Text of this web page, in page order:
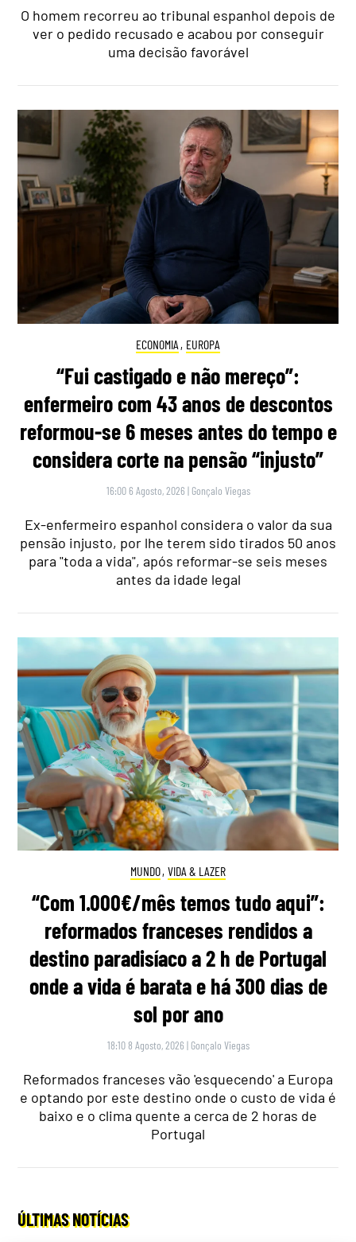
O homem recorreu ao tribunal espanhol depois de
ver o pedido recusado e acabou por conseguir
uma decisão favorável
ECONOMIA , EUROPA
“Fui castigado e não mereço”:
enfermeiro com 43 anos de descontos
reformou-se 6 meses antes do tempo e
considera corte na pensão “injusto”
16:00 6 Agosto, 2026 | Gonçalo Viegas
Ex-enfermeiro espanhol considera o valor da sua
pensão injusto, por lhe terem sido tirados 50 anos
para "toda a vida", após reformar-se seis meses
antes da idade legal
MUNDO, VIDA & LAZER
“Com 1.000€/mês temos tudo aqui”:
reformados franceses rendidos a
destino paradisíaco a 2 h de Portugal
onde a vida é barata e há 300 dias de
sol por ano
18:10 8 Agosto, 2026 | Gonçalo Viegas
Reformados franceses vão 'esquecendo' a Europa
e optando por este destino onde o custo de vida é
baixo e o clima quente a cerca de 2 horas de
Portugal
ÚLTIMAS NOTÍCIAS